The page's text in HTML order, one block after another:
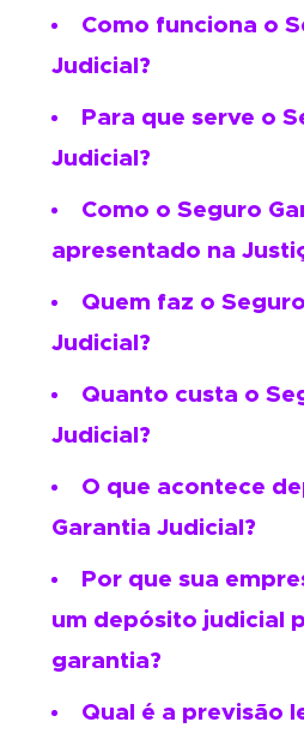
Como funciona o
Judicial?
Para que serve o
Judicial?
Como o Seguro
apresentado na
Quem faz o
Judicial?
Quanto custa o
Judicial?
O que acontece
Garantia Judicial?
Por que sua
um depósito judicial
garantia?
Qual é a previsão